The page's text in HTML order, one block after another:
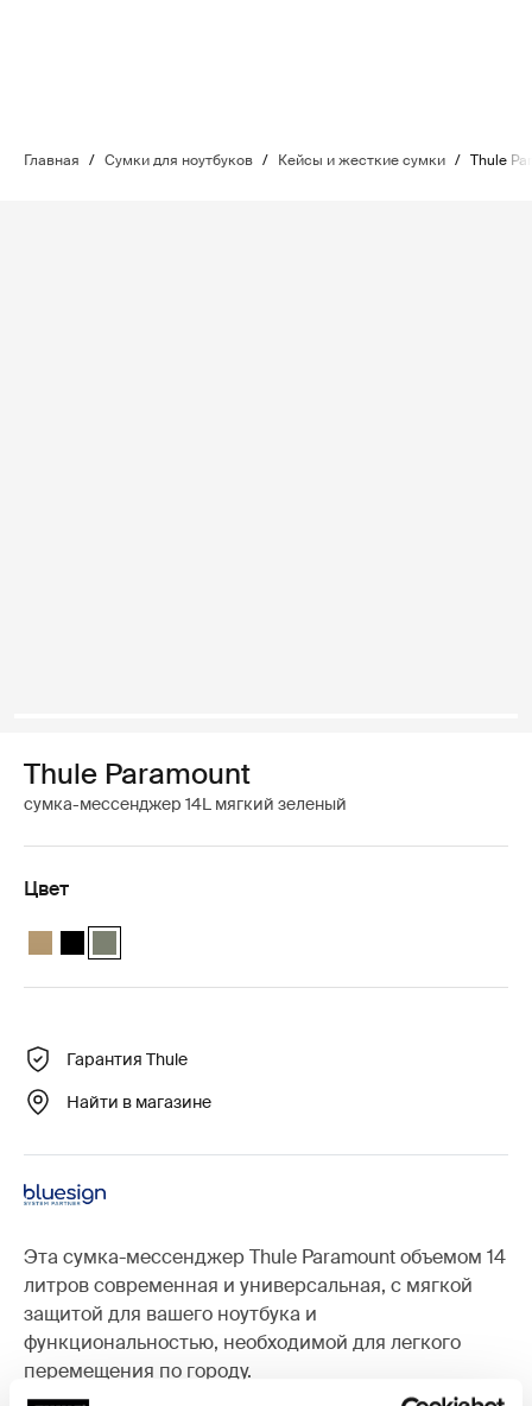
Главная / Сумки для ноутбуков / Кейсы и жесткие сумки / Thule
Thule Paramount
сумка-мессенджер 14L мягкий зеленый
Цвет
Thule Paramount messenger 14L Нежный бежевый
Thule Paramount messenger 14L Чёрный
Thule Paramount messenger 14L Мягкий зеленый
Гарантия Thule
Найти в магазине
Эта сумка-мессенджер Thule Paramount объемом 14
литров современная и универсальная, с мягкой
защитой для вашего ноутбука и
функциональностью, необходимой для легкого
перемещения по городу.